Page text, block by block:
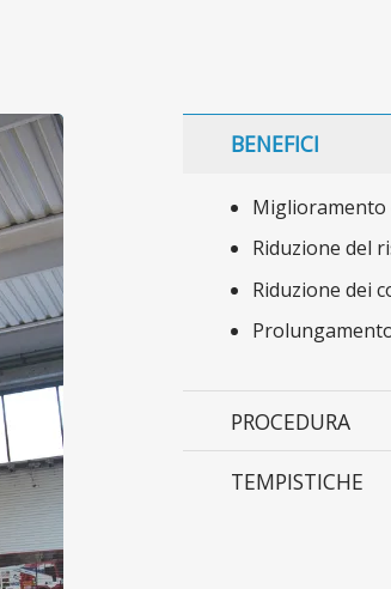
BENEFICI
Miglioramento
Riduzione del
Riduzione dei
PROCEDURA
TEMPISTICHE